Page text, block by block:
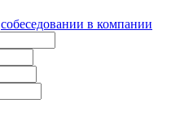
собеседовании в компании